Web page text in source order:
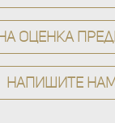
оценка
Напишите